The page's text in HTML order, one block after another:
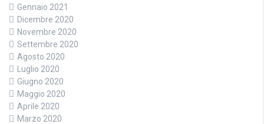
Gennaio 2021
Dicembre 2020
Novembre 2020
Settembre 2020
Agosto 2020
Luglio 2020
Giugno 2020
Maggio 2020
Aprile 2020
Marzo 2020